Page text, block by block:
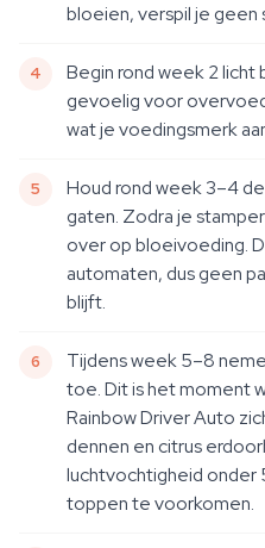
bloeien, verspil je geen
Begin rond week 2
gevoelig voor
wat je voedingsmerk
Houd rond week 3–4
gaten. Zodra je
over op bloeivoeding.
automaten, dus geen
blijft.
Tijdens week 5–8
toe. Dit is het moment
Rainbow Driver Auto
dennen en citrus
luchtvochtigheid onder
toppen te voorkomen.